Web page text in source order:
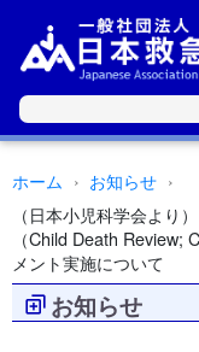
ホーム
お知らせ
（日本小児科学会より
（Child Death Review;
メント実施について
お知らせ